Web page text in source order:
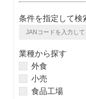
条件を指定して検
業種から探す
外食
小売
食品工場